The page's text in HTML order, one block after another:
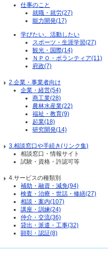
仕事のこと
就職・就労(27)
能力開発(17)
学びたい、活動したい
スポーツ・生涯学習(27)
観光・国際(14)
ＮＰＯ・ボランティア(11)
府政(7)
2.企業・事業者向け
企業・経営(54)
商工業(28)
農林水産業(22)
福祉・教育(9)
起業(18)
研究開発(14)
3.相談窓口や手続き(リンク集)
相談窓口・情報サイト
試験・資格・許認可等
4.サービスの種類別
補助・融資・減免(94)
検査・治療・世話・修繕(27)
相談・案内(107)
講座・訓練(24)
仲介・交流(36)
貸出・派遣・工事(32)
顕彰・認証(8)